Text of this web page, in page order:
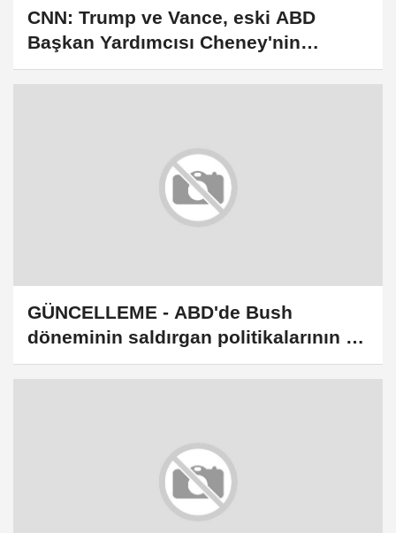
CNN: Trump ve Vance, eski ABD
Başkan Yardımcısı Cheney'nin
cenazesine davet edilmedi
GÜNCELLEME - ABD'de Bush
döneminin saldırgan politikalarının en
önemli mimarlarından Dick Cheney